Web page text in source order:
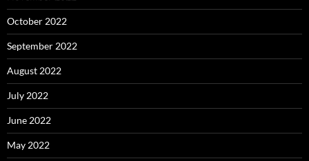
October 2022
September 2022
August 2022
July 2022
June 2022
May 2022